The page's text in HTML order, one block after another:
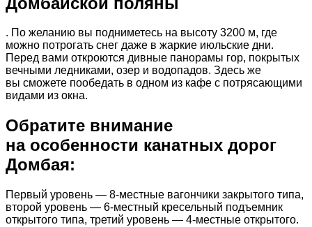
. По желанию вы подниметесь на высоту 3200 м, где
можно потрогать снег даже в жаркие июльские дни.
Перед вами откроются дивные панорамы гор, покрытых
вечными ледниками, озер и водопадов. Здесь же
вы сможете пообедать в одном из кафе с потрясающими
видами из окна.
Обратите внимание
на особенности канатных дорог
Домбая:
Первый уровень — 8-местные вагончики закрытого типа,
второй уровень — 6-местный кресельный подъемник
открытого типа, третий уровень — 4-местные открытого.